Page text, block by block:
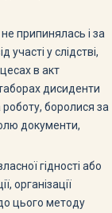
припинялась і за
у слідстві,
в акт
дисиденти
боролися за
документи,
гідності або
організації
цього методу